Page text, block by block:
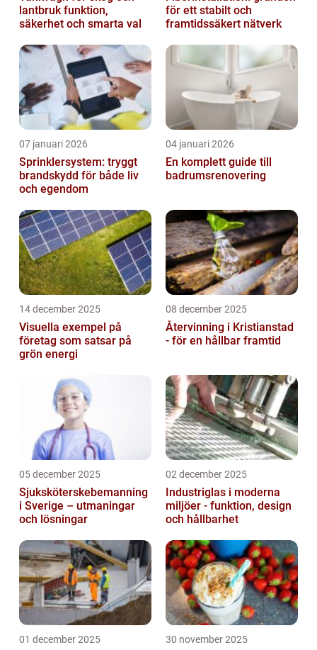
lantbruk funktion,
säkerhet och smarta val
för ett stabilt och
framtidssäkert nätverk
07 januari 2026
Sprinklersystem: tryggt
brandskydd för både liv
och egendom
04 januari 2026
En komplett guide till
badrumsrenovering
14 december 2025
Visuella exempel på
företag som satsar på
grön energi
08 december 2025
Återvinning i Kristianstad
- för en hållbar framtid
05 december 2025
Sjuksköterskebemanning
i Sverige – utmaningar
och lösningar
02 december 2025
Industriglas i moderna
miljöer - funktion, design
och hållbarhet
01 december 2025 30 november 2025